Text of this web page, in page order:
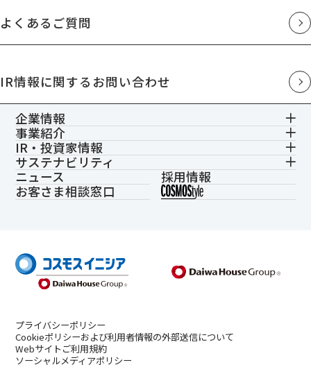
よくあるご質問
IR情報に関するお問い合わせ
企業情報
事業紹介
IR・投資家情報
サステナビリティ
ニュース
採用情報
お客さま相談窓口
プライバシーポリシー
Cookieポリシーおよび利用者情報の外部送信について
Webサイトご利用規約
ソーシャルメディアポリシー